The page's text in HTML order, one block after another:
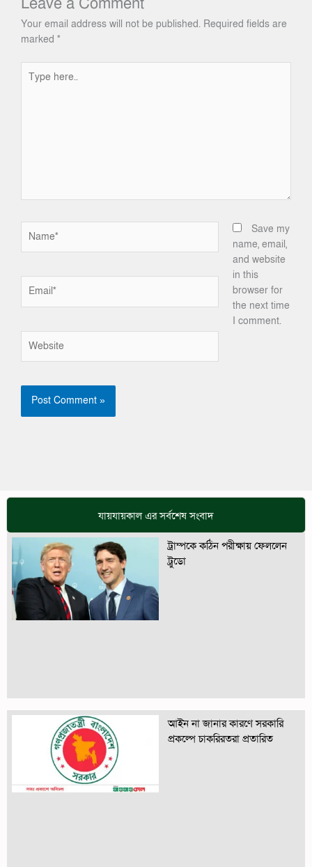
Your email address will not be published. Required fields are
marked *
here..
Save my
name, email,
and website
in this
browser for
the next time
I comment.
যায়যায়কাল এর সর্বশেষ সংবাদ
ট্রাম্পকে কঠিন পরীক্ষায় ফেললেন
ট্রুডো
আইন না জানার কারণে সরকারি
প্রকল্পে চাকরিরতরা প্রতারিত